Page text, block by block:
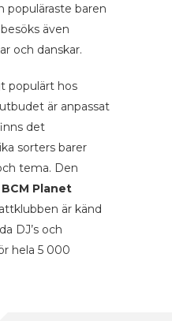
populäraste baren
även
och danskar.
populärt hos
är anpassat
det
sorters barer
tema. Den
BCM Planet
är känd
DJ’s och
hela 5 000